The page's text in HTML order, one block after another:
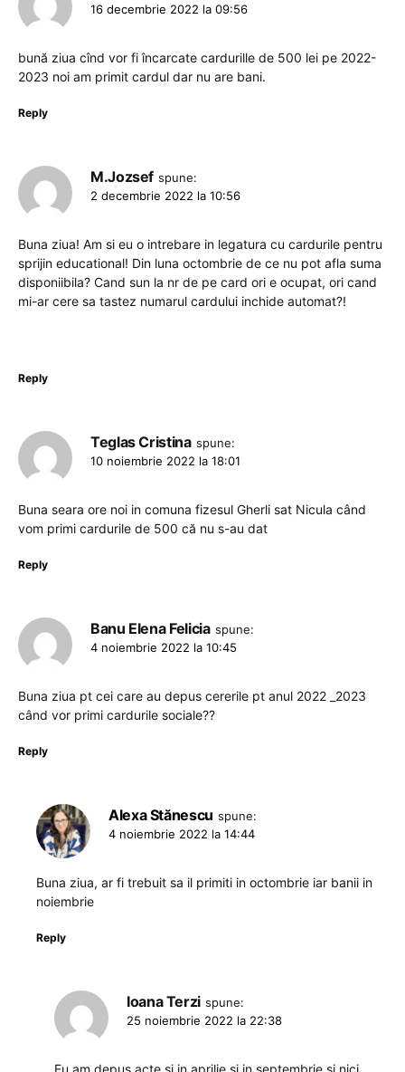
16 decembrie 2022 la 09:56
bună ziua cînd vor fi încarcate cardurille de 500 lei pe 2022-
2023 noi am primit cardul dar nu are bani.
Reply
M.Jozsef spune:
2 decembrie 2022 la 10:56
Buna ziua! Am si eu o intrebare in legatura cu cardurile pentru
sprijin educational! Din luna octombrie de ce nu pot afla suma
disponiibila? Cand sun la nr de pe card ori e ocupat, ori cand
mi-ar cere sa tastez numarul cardului inchide automat?!
Reply
Teglas Cristina spune:
10 noiembrie 2022 la 18:01
Buna seara ore noi in comuna fizesul Gherli sat Nicula când
vom primi cardurile de 500 că nu s-au dat
Reply
Banu Elena Felicia spune:
4 noiembrie 2022 la 10:45
Buna ziua pt cei care au depus cererile pt anul 2022 _2023
când vor primi cardurile sociale??
Reply
Alexa Stănescu spune:
4 noiembrie 2022 la 14:44
Buna ziua, ar fi trebuit sa il primiti in octombrie iar banii in
noiembrie
Reply
Ioana Terzi spune:
25 noiembrie 2022 la 22:38
Eu am depus acte si in aprilie si in septembrie si nici